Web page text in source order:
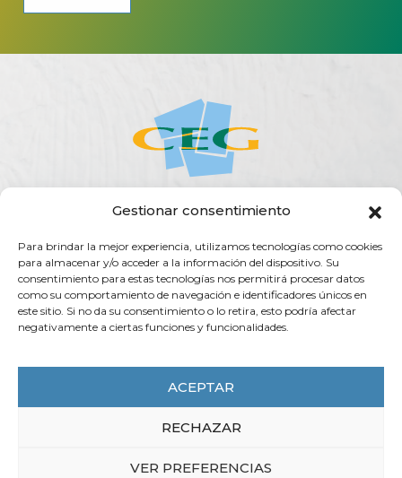
Gestionar consentimiento
Para brindar la mejor experiencia, utilizamos tecnologías como cookies
para almacenar y/o acceder a la información del dispositivo. Su
consentimiento para estas tecnologías nos permitirá procesar datos
como su comportamiento de navegación e identificadores únicos en
este sitio. Si no da su consentimiento o lo retira, esto podría afectar
negativamente a ciertas funciones y funcionalidades.
ACEPTAR
RECHAZAR
VER PREFERENCIAS
SERVICIOS
TRANSPARENCIA CONTACTO
Rúa do Vilar, 54 - 15705
Santiago de Compostela (España)
info@ceg.es
T. (+34) 981 555 888 F. (+34) 981 555 882